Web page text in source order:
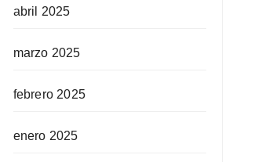
abril 2025
marzo 2025
febrero 2025
enero 2025